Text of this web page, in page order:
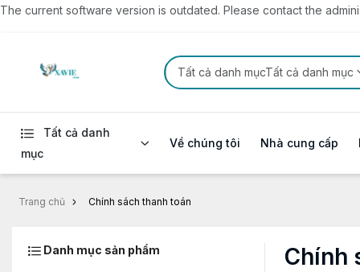
The current software version is outdated. Please contact the
Tất cả danh mụcTất cả danh mục
Tất cả danh
mục
Về chúng tôi Nhà cung cấp
Trang chủ Chính sách thanh toán
Danh mục sản phẩm Chính